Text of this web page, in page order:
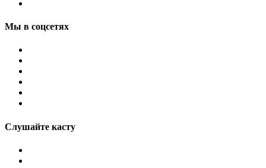
Мы в соцсетях
Слушайте касту